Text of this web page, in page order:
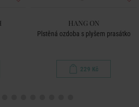
HANG ON
Plstěná ozdoba s plyšem prasátko
229 Kč